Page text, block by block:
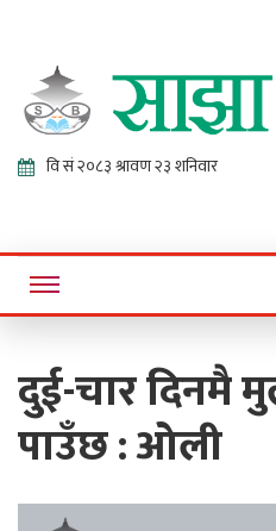
Online News Portal
दुई-चार दिनमै
पाउँछ : ओली